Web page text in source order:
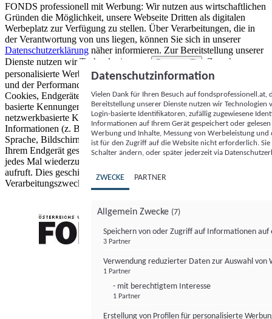
FONDS professionell mit Werbung: Wir nutzen aus wirtschaftlichen
Gründen die Möglichkeit, unsere Webseite Dritten als digitalen
Werbeplatz zur Verfügung zu stellen. Über Verarbeitungen, die in
der Verantwortung von uns liegen, können Sie sich in unserer
Datenschutzerklärung näher informieren. Zur Bereitstellung unserer
Dienste nutzen wir Technologien von
Partnern (5)
. Zwecke:
personalisierte Werbung und Inhalte, Messung von Werbeleistung
und der Performance von Inhalten sowie Zielgruppenforschung.
Cookies, Endgeräte- oder ähnliche Online-Kennungen (z. B. login-
basierte Kennungen, zufällig generierte Kennungen,
netzwerkbasierte Kennungen) können zusammen mit anderen
Informationen (z. B. Browsertyp und Browserinformationen,
Sprache, Bildschirmgröße, unterstützte Technologien usw.) auf
Ihrem Endgerät gespeichert oder von dort ausgelesen werden, um es
jedes Mal wiederzuerkennen, wenn es eine App oder einer Webseite
aufruft. Dies geschieht für einen oder mehrere der hier aufgeführten
Verarbeitungszwecke.
Datenschutzinformation
Vielen Dank für Ihren Besuch auf
Bereitstellung unserer Dienste nutzen wir Technologien
Login-basierte Identifikatoren, zufällig zugewiesene
Informationen auf Ihrem Gerät gespeichert oder
Werbung und Inhalte, Messung von Werbeleistung
ist für den Zugriff auf die Website nicht erforderlich.
Schalter ändern, oder später jederzeit via
ZWECKE PARTNER
Allgemein Zwecke (7)
Speichern von oder Zugriff auf Informationen auf
3 Partner
Verwendung reduzierter Daten zur Auswahl von
1 Partner
- mit berechtigtem Interesse
1 Partner
Erstellung von Profilen für personalisierte
FONDS professionell